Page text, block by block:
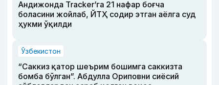
Андижонда Tracker’га 21 нафар боғча
боласини жойлаб, ЙТҲ содир этган аёлга суд
ҳукми ўқилди
Ўзбекистон
“Саккиз қатор шеърим бошимга саккизта
бомба бўлган”. Абдулла Ориповни сиёсий